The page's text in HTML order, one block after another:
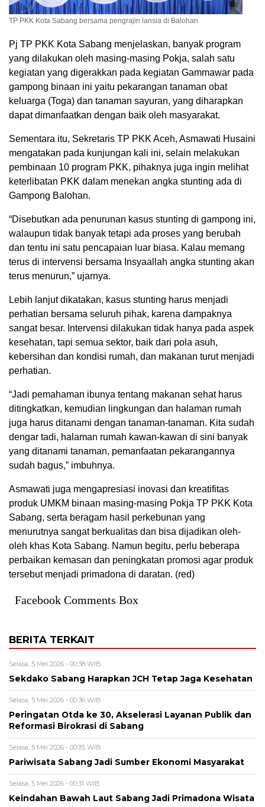
TP PKK Kota Sabang bersama pengrajin lansia di Balohan
Pj TP PKK Kota Sabang menjelaskan, banyak program
yang dilakukan oleh masing-masing Pokja, salah satu
kegiatan yang digerakkan pada kegiatan Gammawar pada
gampong binaan ini yaitu pekarangan tanaman obat
keluarga (Toga) dan tanaman sayuran, yang diharapkan
dapat dimanfaatkan dengan baik oleh masyarakat.
Sementara itu, Sekretaris TP PKK Aceh, Asmawati Husaini
mengatakan pada kunjungan kali ini, selain melakukan
pembinaan 10 program PKK, pihaknya juga ingin melihat
keterlibatan PKK dalam menekan angka stunting ada di
Gampong Balohan.
“Disebutkan ada penurunan kasus stunting di gampong ini,
walaupun tidak banyak tetapi ada proses yang berubah
dan tentu ini satu pencapaian luar biasa. Kalau memang
terus di intervensi bersama Insyaallah angka stunting akan
terus menurun,” ujarnya.
Lebih lanjut dikatakan, kasus stunting harus menjadi
perhatian bersama seluruh pihak, karena dampaknya
sangat besar. Intervensi dilakukan tidak hanya pada aspek
kesehatan, tapi semua sektor, baik dari pola asuh,
kebersihan dan kondisi rumah, dan makanan turut menjadi
perhatian.
“Jadi pemahaman ibunya tentang makanan sehat harus
ditingkatkan, kemudian lingkungan dan halaman rumah
juga harus ditanami dengan tanaman-tanaman. Kita sudah
dengar tadi, halaman rumah kawan-kawan di sini banyak
yang ditanami tanaman, pemanfaatan pekarangannya
sudah bagus,” imbuhnya.
Asmawati juga mengapresiasi inovasi dan kreatifitas
produk UMKM binaan masing-masing Pokja TP PKK Kota
Sabang, serta beragam hasil perkebunan yang
menurutnya sangat berkualitas dan bisa dijadikan oleh-
oleh khas Kota Sabang. Namun begitu, perlu beberapa
perbaikan kemasan dan peningkatan promosi agar produk
tersebut menjadi primadona di daratan. (red)
Facebook Comments Box
BERITA TERKAIT
Selasa, 5 Mei 2026 - 00:38 WIB
Sekdako Sabang Harapkan JCH Tetap Jaga Kesehatan
Selasa, 5 Mei 2026 - 00:36 WIB
Peringatan Otda ke 30, Akselerasi Layanan Publik dan
Reformasi Birokrasi di Sabang
Selasa, 5 Mei 2026 - 00:35 WIB
Pariwisata Sabang Jadi Sumber Ekonomi Masyarakat
Selasa, 5 Mei 2026 - 00:31 WIB
Keindahan Bawah Laut Sabang Jadi Primadona Wisata